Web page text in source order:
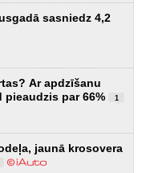
sasniedz 4,2
Ar apdzīšanu
par 66%
1
jaunā krosovera